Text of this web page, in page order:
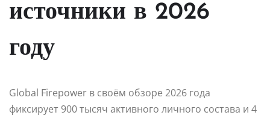
источники в 2026
году
Global Firepower в своём обзоре 2026 года
фиксирует 900 тысяч активного личного состава и 4